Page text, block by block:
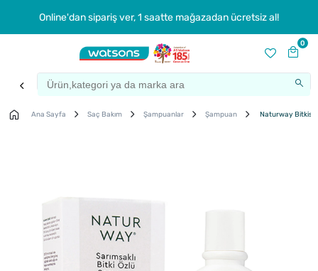
Online'dan sipariş ver, 1 saatte mağazadan ücretsiz al!
0
Ana Sayfa Saç Bakım Şampuanlar Şampuan Naturway Bitkisel